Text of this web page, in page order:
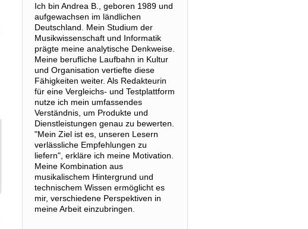
Ich bin Andrea B., geboren 1989 und
aufgewachsen im ländlichen
Deutschland. Mein Studium der
Musikwissenschaft und Informatik
prägte meine analytische Denkweise.
Meine berufliche Laufbahn in Kultur
und Organisation vertiefte diese
Fähigkeiten weiter. Als Redakteurin
für eine Vergleichs- und Testplattform
nutze ich mein umfassendes
Verständnis, um Produkte und
Dienstleistungen genau zu bewerten.
"Mein Ziel ist es, unseren Lesern
verlässliche Empfehlungen zu
liefern", erkläre ich meine Motivation.
Meine Kombination aus
musikalischem Hintergrund und
technischem Wissen ermöglicht es
mir, verschiedene Perspektiven in
meine Arbeit einzubringen.